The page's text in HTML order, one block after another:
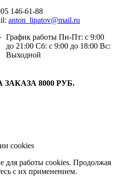
146-61-88
anton_lipatov@mail.ru
График работы Пн-Пт: с 9:00
до 21:00 Сб: с 9:00 до 18:00 Вс:
Выходной
8000 РУБ.
cookies
для работы cookies. Продолжая
с их применением.